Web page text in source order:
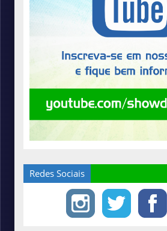
Redes Sociais